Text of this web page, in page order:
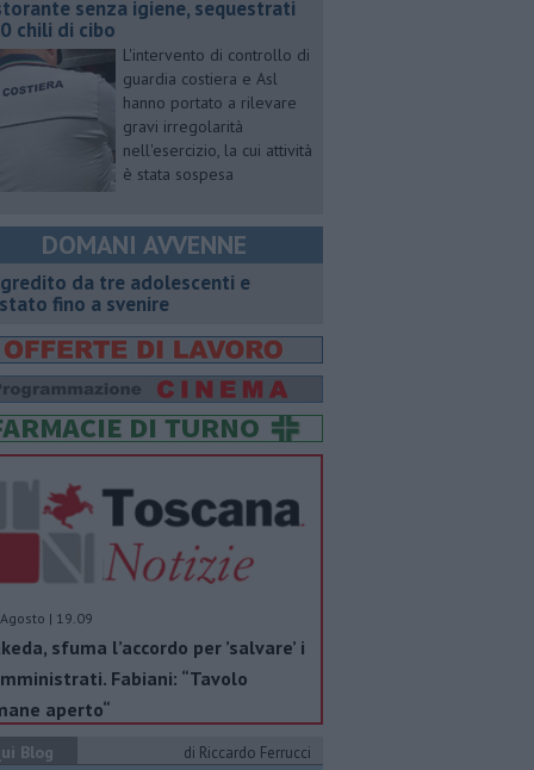
senza igiene, sequestrati
chili di cibo
L'intervento di controllo di
guardia costiera e Asl
hanno portato a rilevare
gravi irregolarità
nell'esercizio, la cui attività
è stata sospesa
DOMANI AVVENNE
da tre adolescenti e
fino a svenire
| 19.09
sfuma l’accordo per ’salvare’ i
Fabiani: “Tavolo
aperto“
Blog
di Riccardo Ferrucci